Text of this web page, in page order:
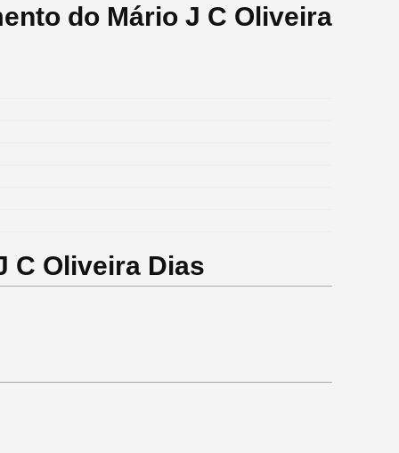
do Mário J C Oliveira
C Oliveira Dias